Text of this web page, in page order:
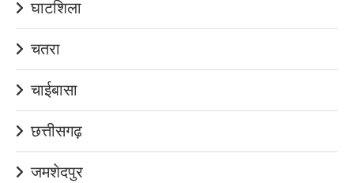
घाटशिला
चतरा
चाईबासा
छत्तीसगढ़
जमशेदपुर